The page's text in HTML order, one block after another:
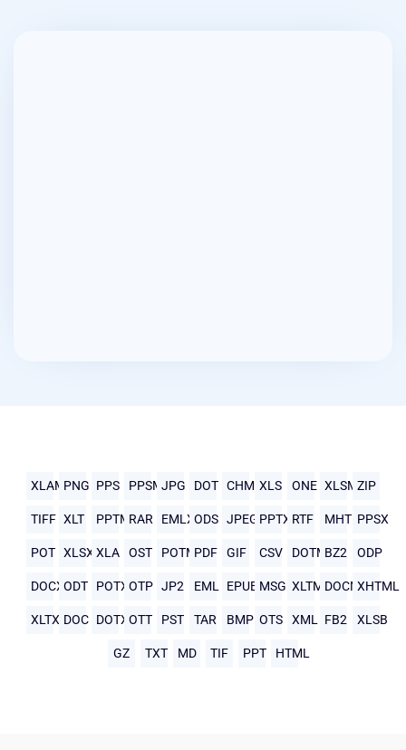
XLAMPNG PPS PPSMJPG DOT CHM XLS ONE XLSMZIP
TIFF XLT PPTMRAR EMLXODS JPEG PPTX RTF MHTMLPPSX
POT XLSX XLA OST POTMPDF GIF CSV DOTMBZ2 ODP
DOCXODT POTXOTP JP2 EML EPUB MSG XLTM DOCMXHTML
XLTX DOC DOTXOTT PST TAR BMP OTS XML FB2 XLSB
GZ TXT MD TIF PPT HTML